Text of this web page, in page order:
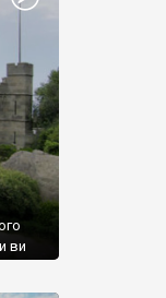
ви